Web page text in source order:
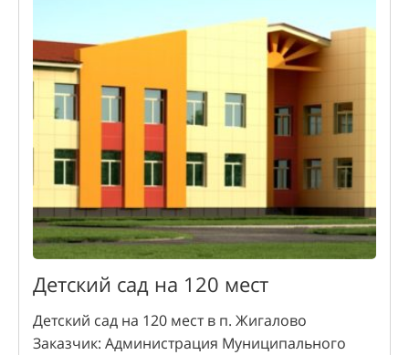
Детский сад на 120 мест
Детский сад на 120 мест в п. Жигалово
Заказчик: Администрация Муниципального